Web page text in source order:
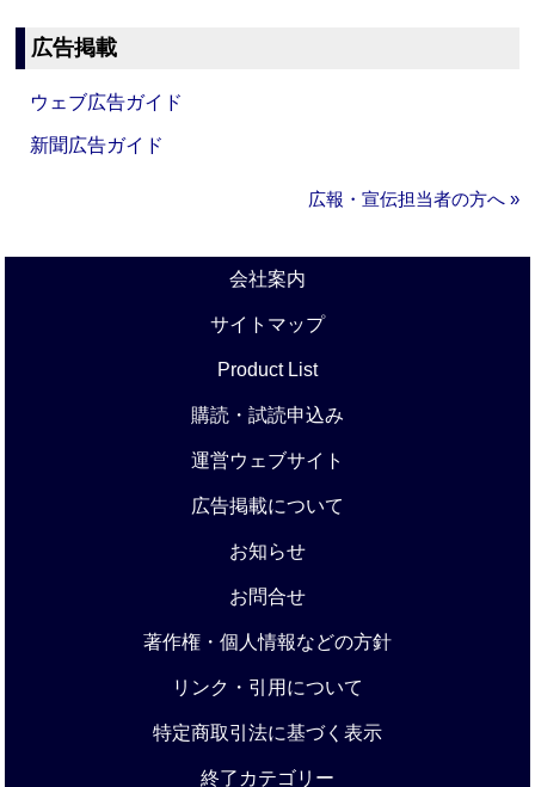
広告掲載
ウェブ広告ガイド
新聞広告ガイド
広報・宣伝担当者の方へ »
会社案内
サイトマップ
Product List
購読・試読申込み
運営ウェブサイト
広告掲載について
お知らせ
お問合せ
著作権・個人情報などの方針
リンク・引用について
特定商取引法に基づく表示
終了カテゴリー